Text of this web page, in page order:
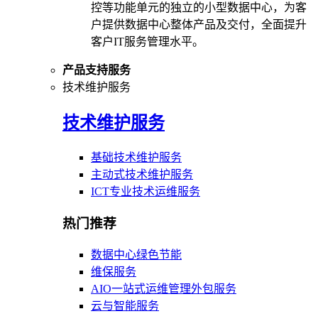
控等功能单元的独立的小型数据中心，为客
户提供数据中心整体产品及交付，全面提升
客户IT服务管理水平。
产品支持服务
技术维护服务
技术维护服务
基础技术维护服务
主动式技术维护服务
ICT专业技术运维服务
热门推荐
数据中心绿色节能
维保服务
AIO一站式运维管理外包服务
云与智能服务